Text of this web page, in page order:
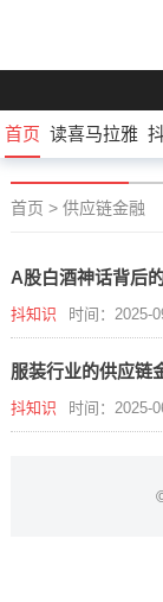
首页 读喜马拉雅
首页 > 供应链金融
A股白酒神话背后
抖知识 时间：2025-
服装行业的供应链
抖知识 时间：2025-